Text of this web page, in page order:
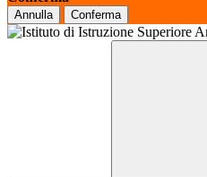
Annulla Conferma